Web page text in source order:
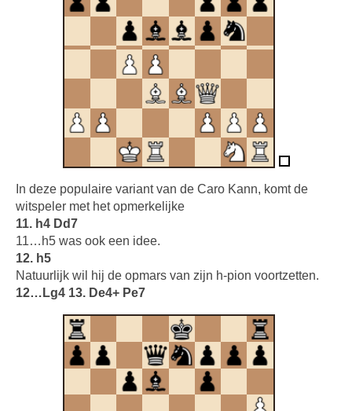
In deze populaire variant van de Caro Kann, komt de
witspeler met het opmerkelijke
11. h4 Dd7
11…h5 was ook een idee.
12. h5
Natuurlijk wil hij de opmars van zijn h-pion voortzetten.
12…Lg4 13. De4+ Pe7